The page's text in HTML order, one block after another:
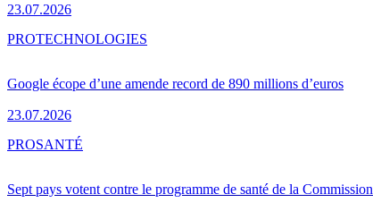
23.07.2026
Google écope d’une amende record de 890 millions d’euros
23.07.2026
PROTECHNOLOGIES
Sept pays votent contre le programme de santé de la Commission
PROSANTÉ